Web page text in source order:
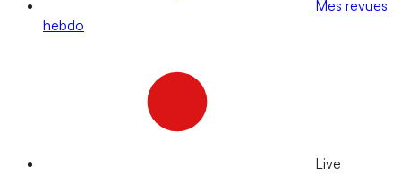
Mes revues
hebdo
Live